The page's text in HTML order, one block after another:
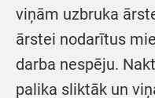
viņām uzbruka
ārstei nodarītus
darba nespēju.
palika sliktāk un